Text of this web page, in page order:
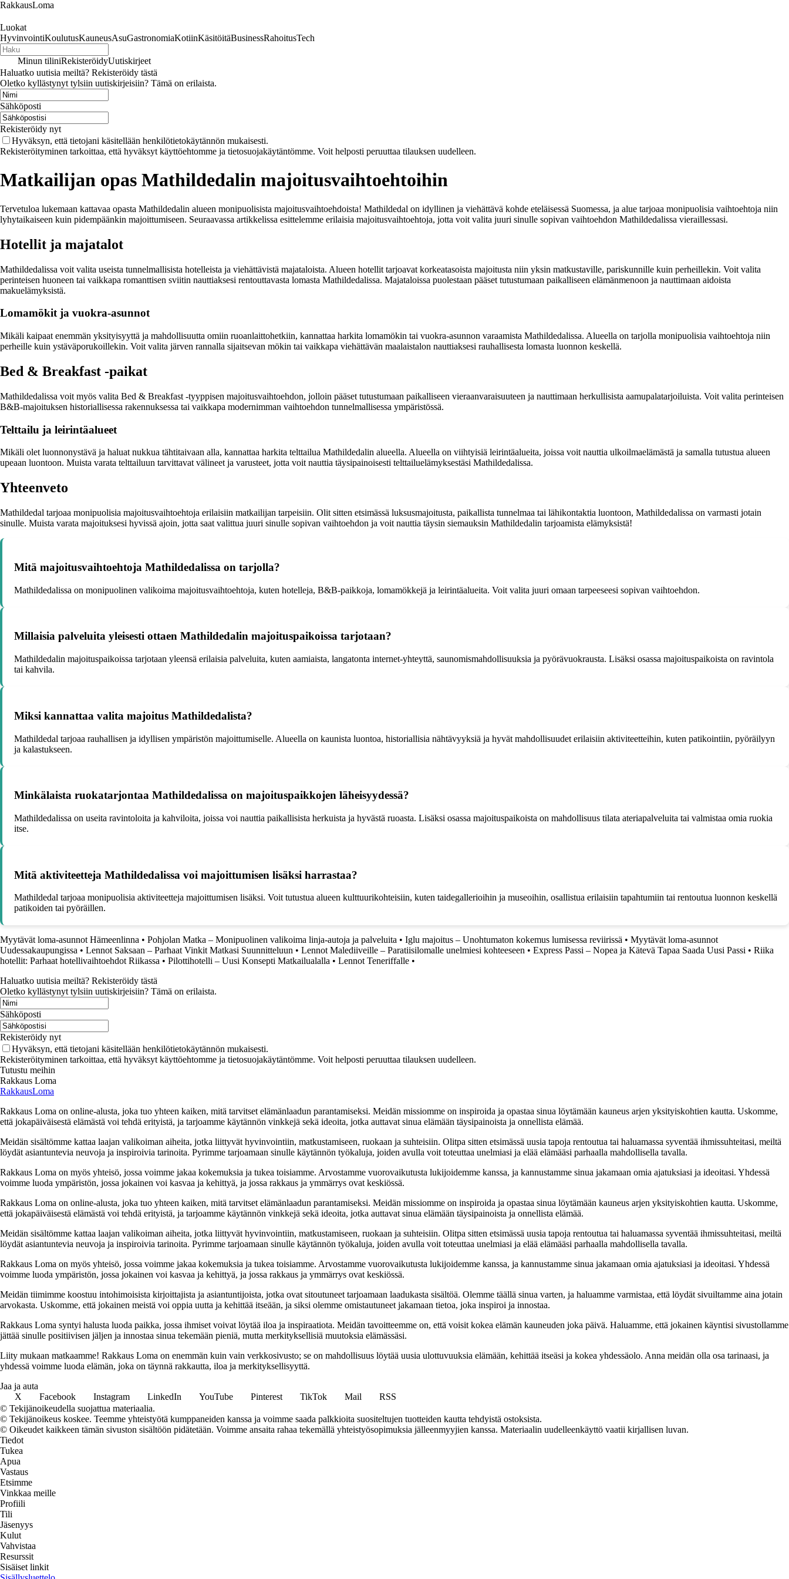
RakkausLoma
Luokat
HyvinvointiKoulutusKauneusAsuGastronomiaKotiinKäsitöitäBusinessRahoitusTech
Minun tiliniRekisteröidyUutiskirjeet
Haluatko uutisia meiltä? Rekisteröidy tästä
Oletko kyllästynyt tylsiin uutiskirjeisiin? Tämä on erilaista.
Sähköposti
Rekisteröidy nyt
Hyväksyn, että tietojani käsitellään henkilötietokäytännön mukaisesti.
Rekisteröityminen tarkoittaa, että hyväksyt käyttöehtomme ja tietosuojakäytäntömme. Voit helposti peruuttaa tilauksen uudelleen.
Matkailijan opas Mathildedalin majoitusvaihtoehtoihin
Tervetuloa lukemaan kattavaa opasta Mathildedalin alueen monipuolisista majoitusvaihtoehdoista! Mathildedal on idyllinen ja viehättävä kohde eteläisessä Suomessa, ja alue tarjoaa monipuolisia vaihtoehtoja niin
lyhytaikaiseen kuin pidempäänkin majoittumiseen. Seuraavassa artikkelissa esittelemme erilaisia majoitusvaihtoehtoja, jotta voit valita juuri sinulle sopivan vaihtoehdon Mathildedalissa vieraillessasi.
Hotellit ja majatalot
Mathildedalissa voit valita useista tunnelmallisista hotelleista ja viehättävistä majataloista. Alueen hotellit tarjoavat korkeatasoista majoitusta niin yksin matkustaville, pariskunnille kuin perheillekin. Voit valita
perinteisen huoneen tai vaikkapa romanttisen sviitin nauttiaksesi rentouttavasta lomasta Mathildedalissa. Majataloissa puolestaan pääset tutustumaan paikalliseen elämänmenoon ja nauttimaan aidoista
makuelämyksistä.
Lomamökit ja vuokra-asunnot
Mikäli kaipaat enemmän yksityisyyttä ja mahdollisuutta omiin ruoanlaittohetkiin, kannattaa harkita lomamökin tai vuokra-asunnon varaamista Mathildedalissa. Alueella on tarjolla monipuolisia vaihtoehtoja niin
perheille kuin ystäväporukoillekin. Voit valita järven rannalla sijaitsevan mökin tai vaikkapa viehättävän maalaistalon nauttiaksesi rauhallisesta lomasta luonnon keskellä.
Bed & Breakfast -paikat
Mathildedalissa voit myös valita Bed & Breakfast -tyyppisen majoitusvaihtoehdon, jolloin pääset tutustumaan paikalliseen vieraanvaraisuuteen ja nauttimaan herkullisista aamupalatarjoiluista. Voit valita perinteisen
B&B-majoituksen historiallisessa rakennuksessa tai vaikkapa modernimman vaihtoehdon tunnelmallisessa ympäristössä.
Telttailu ja leirintäalueet
Mikäli olet luonnonystävä ja haluat nukkua tähtitaivaan alla, kannattaa harkita telttailua Mathildedalin alueella. Alueella on viihtyisiä leirintäalueita, joissa voit nauttia ulkoilmaelämästä ja samalla tutustua alueen
upeaan luontoon. Muista varata telttailuun tarvittavat välineet ja varusteet, jotta voit nauttia täysipainoisesti telttailuelämyksestäsi Mathildedalissa.
Yhteenveto
Mathildedal tarjoaa monipuolisia majoitusvaihtoehtoja erilaisiin matkailijan tarpeisiin. Olit sitten etsimässä luksusmajoitusta, paikallista tunnelmaa tai lähikontaktia luontoon, Mathildedalissa on varmasti jotain
sinulle. Muista varata majoituksesi hyvissä ajoin, jotta saat valittua juuri sinulle sopivan vaihtoehdon ja voit nauttia täysin siemauksin Mathildedalin tarjoamista elämyksistä!
Mitä majoitusvaihtoehtoja Mathildedalissa on tarjolla?
Mathildedalissa on monipuolinen valikoima majoitusvaihtoehtoja, kuten hotelleja, B&B-paikkoja, lomamökkejä ja leirintäalueita. Voit valita juuri omaan tarpeeseesi sopivan vaihtoehdon.
Millaisia palveluita yleisesti ottaen Mathildedalin majoituspaikoissa tarjotaan?
Mathildedalin majoituspaikoissa tarjotaan yleensä erilaisia palveluita, kuten aamiaista, langatonta internet-yhteyttä, saunomismahdollisuuksia ja pyörävuokrausta. Lisäksi osassa majoituspaikoista on ravintola
tai kahvila.
Miksi kannattaa valita majoitus Mathildedalista?
Mathildedal tarjoaa rauhallisen ja idyllisen ympäristön majoittumiselle. Alueella on kaunista luontoa, historiallisia nähtävyyksiä ja hyvät mahdollisuudet erilaisiin aktiviteetteihin, kuten patikointiin, pyöräilyyn
ja kalastukseen.
Minkälaista ruokatarjontaa Mathildedalissa on majoituspaikkojen läheisyydessä?
Mathildedalissa on useita ravintoloita ja kahviloita, joissa voi nauttia paikallisista herkuista ja hyvästä ruoasta. Lisäksi osassa majoituspaikoista on mahdollisuus tilata ateriapalveluita tai valmistaa omia ruokia
itse.
Mitä aktiviteetteja Mathildedalissa voi majoittumisen lisäksi harrastaa?
Mathildedal tarjoaa monipuolisia aktiviteetteja majoittumisen lisäksi. Voit tutustua alueen kulttuurikohteisiin, kuten taidegallerioihin ja museoihin, osallistua erilaisiin tapahtumiin tai rentoutua luonnon keskellä
patikoiden tai pyöräillen.
Myytävät loma-asunnot Hämeenlinna • Pohjolan Matka – Monipuolinen valikoima linja-autoja ja palveluita • Iglu majoitus – Unohtumaton kokemus lumisessa reviirissä • Myytävät loma-asunnot
Uudessakaupungissa • Lennot Saksaan – Parhaat Vinkit Matkasi Suunnitteluun • Lennot Malediiveille – Paratiisilomalle unelmiesi kohteeseen • Express Passi – Nopea ja Kätevä Tapaa Saada Uusi Passi • Riika
hotellit: Parhaat hotellivaihtoehdot Riikassa • Pilottihotelli – Uusi Konsepti Matkailualalla • Lennot Teneriffalle •
Haluatko uutisia meiltä? Rekisteröidy tästä
Oletko kyllästynyt tylsiin uutiskirjeisiin? Tämä on erilaista.
Sähköposti
Rekisteröidy nyt
Hyväksyn, että tietojani käsitellään henkilötietokäytännön mukaisesti.
Rekisteröityminen tarkoittaa, että hyväksyt käyttöehtomme ja tietosuojakäytäntömme. Voit helposti peruuttaa tilauksen uudelleen.
Tutustu meihin
Rakkaus Loma
RakkausLoma
Rakkaus Loma on online-alusta, joka tuo yhteen kaiken, mitä tarvitset elämänlaadun parantamiseksi. Meidän missiomme on inspiroida ja opastaa sinua löytämään kauneus arjen yksityiskohtien kautta. Uskomme,
että jokapäiväisestä elämästä voi tehdä erityistä, ja tarjoamme käytännön vinkkejä sekä ideoita, jotka auttavat sinua elämään täysipainoista ja onnellista elämää.
Meidän sisältömme kattaa laajan valikoiman aiheita, jotka liittyvät hyvinvointiin, matkustamiseen, ruokaan ja suhteisiin. Olitpa sitten etsimässä uusia tapoja rentoutua tai haluamassa syventää ihmissuhteitasi, meiltä
löydät asiantuntevia neuvoja ja inspiroivia tarinoita. Pyrimme tarjoamaan sinulle käytännön työkaluja, joiden avulla voit toteuttaa unelmiasi ja elää elämääsi parhaalla mahdollisella tavalla.
Rakkaus Loma on myös yhteisö, jossa voimme jakaa kokemuksia ja tukea toisiamme. Arvostamme vuorovaikutusta lukijoidemme kanssa, ja kannustamme sinua jakamaan omia ajatuksiasi ja ideoitasi. Yhdessä
voimme luoda ympäristön, jossa jokainen voi kasvaa ja kehittyä, ja jossa rakkaus ja ymmärrys ovat keskiössä.
Rakkaus Loma on online-alusta, joka tuo yhteen kaiken, mitä tarvitset elämänlaadun parantamiseksi. Meidän missiomme on inspiroida ja opastaa sinua löytämään kauneus arjen yksityiskohtien kautta. Uskomme,
että jokapäiväisestä elämästä voi tehdä erityistä, ja tarjoamme käytännön vinkkejä sekä ideoita, jotka auttavat sinua elämään täysipainoista ja onnellista elämää.
Meidän sisältömme kattaa laajan valikoiman aiheita, jotka liittyvät hyvinvointiin, matkustamiseen, ruokaan ja suhteisiin. Olitpa sitten etsimässä uusia tapoja rentoutua tai haluamassa syventää ihmissuhteitasi, meiltä
löydät asiantuntevia neuvoja ja inspiroivia tarinoita. Pyrimme tarjoamaan sinulle käytännön työkaluja, joiden avulla voit toteuttaa unelmiasi ja elää elämääsi parhaalla mahdollisella tavalla.
Rakkaus Loma on myös yhteisö, jossa voimme jakaa kokemuksia ja tukea toisiamme. Arvostamme vuorovaikutusta lukijoidemme kanssa, ja kannustamme sinua jakamaan omia ajatuksiasi ja ideoitasi. Yhdessä
voimme luoda ympäristön, jossa jokainen voi kasvaa ja kehittyä, ja jossa rakkaus ja ymmärrys ovat keskiössä.
Meidän tiimimme koostuu intohimoisista kirjoittajista ja asiantuntijoista, jotka ovat sitoutuneet tarjoamaan laadukasta sisältöä. Olemme täällä sinua varten, ja haluamme varmistaa, että löydät sivuiltamme aina jotain
arvokasta. Uskomme, että jokainen meistä voi oppia uutta ja kehittää itseään, ja siksi olemme omistautuneet jakamaan tietoa, joka inspiroi ja innostaa.
Rakkaus Loma syntyi halusta luoda paikka, jossa ihmiset voivat löytää iloa ja inspiraatiota. Meidän tavoitteemme on, että voisit kokea elämän kauneuden joka päivä. Haluamme, että jokainen käyntisi sivustollamme
jättää sinulle positiivisen jäljen ja innostaa sinua tekemään pieniä, mutta merkityksellisiä muutoksia elämässäsi.
Liity mukaan matkaamme! Rakkaus Loma on enemmän kuin vain verkkosivusto; se on mahdollisuus löytää uusia ulottuvuuksia elämään, kehittää itseäsi ja kokea yhdessäolo. Anna meidän olla osa tarinaasi, ja
yhdessä voimme luoda elämän, joka on täynnä rakkautta, iloa ja merkityksellisyyttä.
Jaa ja auta
X
Facebook Instagram LinkedIn YouTube Pinterest TikTok Mail
RSS
© Tekijänoikeudella suojattua materiaalia.
© Tekijänoikeus koskee. Teemme yhteistyötä kumppaneiden kanssa ja voimme saada palkkioita suositeltujen tuotteiden kautta tehdyistä ostoksista.
© Oikeudet kaikkeen tämän sivuston sisältöön pidätetään. Voimme ansaita rahaa tekemällä yhteistyösopimuksia jälleenmyyjien kanssa. Materiaalin uudelleenkäyttö vaatii kirjallisen luvan.
Tiedot
Tukea
Apua
Vastaus
Etsimme
Vinkkaa meille
Profiili
Tili
Jäsenyys
Kulut
Vahvistaa
Resurssit
Sisäiset linkit